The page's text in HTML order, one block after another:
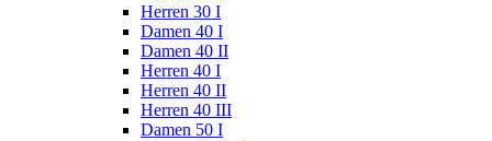
Herren 30 I
Damen 40 I
Damen 40 II
Herren 40 I
Herren 40 II
Herren 40 III
Damen 50 I